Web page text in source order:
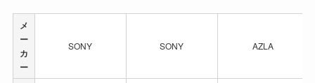
メ
ー
カ
ー
SONY SONY AZLA